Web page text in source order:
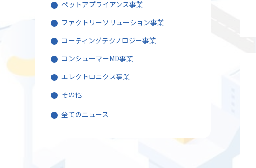
ペットアプライアンス事業
ファクトリーソリューション事業
コーティングテクノロジー事業
コンシューマーMD事業
エレクトロニクス事業
その他
全てのニュース